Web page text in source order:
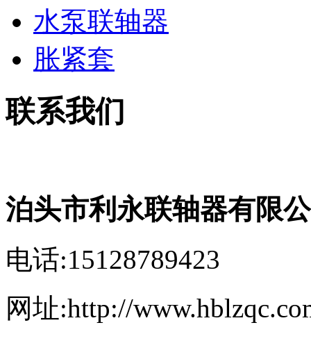
水泵联轴器
胀紧套
联系我们
泊头市利永联轴器有限
电话:15128789423
网址:http://